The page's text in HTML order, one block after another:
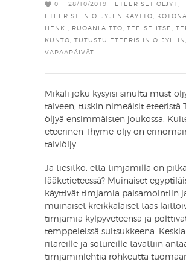
0 28/10/2019 - ETEERISET ÖLJYT
ETEERISTEN ÖLJYJEN KÄYTTÖ
KOTONA
HENKI
RUOANLAITTO TEE-SE-ITSE
KUNTO
TUTUSTU ETEERISIIN ÖLJYIHIN
VAPAAPÄIVÄT
Mikäli joku kysyisi sinulta must-
talveen, tuskin nimeäisit eteeristä
öljyä ensimmäisten joukossa.
eteerinen Thyme-öljy on
talviöljy.
Ja tiesitkö, että timjamilla on
lääketieteessä? Muinaiset
käyttivät timjamia palsamointiin
muinaiset kreikkalaiset taas
timjamia kylpyveteensä ja
temppeleissä suitsukkeena.
ritareille ja sotureille tavattiin
timjaminlehtiä rohkeutta